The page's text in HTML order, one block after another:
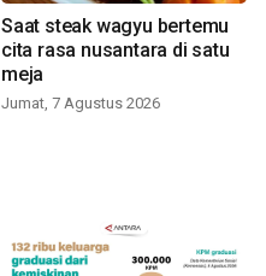
Saat steak wagyu bertemu
cita rasa nusantara di satu
meja
Jumat, 7 Agustus 2026